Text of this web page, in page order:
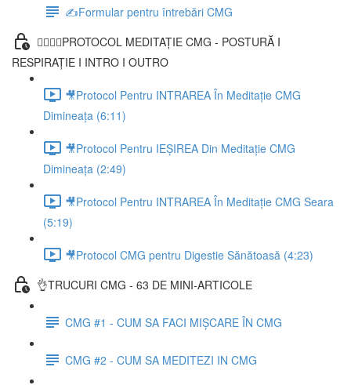
✍️Formular pentru întrebări CMG
🧘‍♀️🧘‍♂️PROTOCOL MEDITAȚIE CMG - POSTURĂ I
RESPIRAȚIE I INTRO I OUTRO
🎥Protocol Pentru INTRAREA În Meditație CMG
Dimineața (6:11)
🎥Protocol Pentru IEȘIREA Din Meditație CMG
Dimineața (2:49)
🎥Protocol Pentru INTRAREA În Meditație CMG Seara
(5:19)
🎥Protocol CMG pentru Digestie Sănătoasă (4:23)
👌TRUCURI CMG - 63 DE MINI-ARTICOLE
CMG #1 - CUM SA FACI MIȘCARE ÎN CMG
CMG #2 - CUM SA MEDITEZI IN CMG